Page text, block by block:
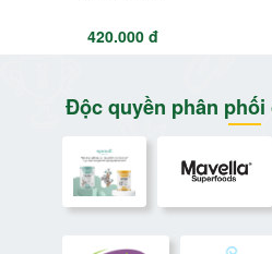
420.000 đ
Độc quyền phân